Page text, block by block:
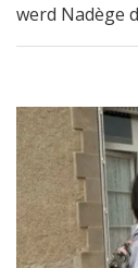
werd Nadège